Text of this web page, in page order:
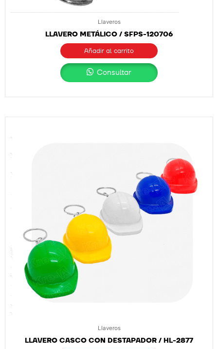
Llaveros
LLAVERO METÁLICO / SFPS-120706
Añadir al carrito
Consultar
Llaveros
LLAVERO CASCO CON DESTAPADOR / HL-2877